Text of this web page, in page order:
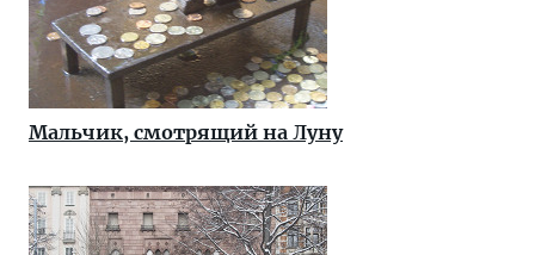
Мальчик, смотрящий на Луну